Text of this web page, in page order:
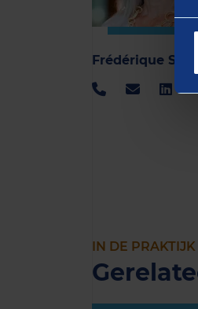
Frédérique
IN DE PRAKTIJK